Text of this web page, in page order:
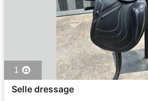
1
Selle dressage